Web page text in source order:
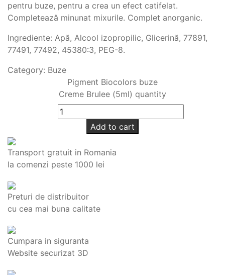
pentru buze, pentru a crea un efect catifelat.
Completează minunat mixurile. Complet anorganic.
Ingrediente: Apă, Alcool izopropilic, Glicerină, 77891,
77491, 77492, 45380:3, PEG-8.
Category: Buze
Pigment Biocolors buze
Creme Brulee (5ml) quantity
Add to cart
Transport gratuit in Romania
la comenzi peste 1000 lei
Preturi de distribuitor
cu cea mai buna calitate
Cumpara in siguranta
Website securizat 3D